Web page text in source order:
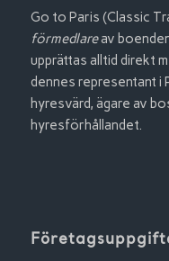
Go to Paris (Classic
förmedlareav
upprättas alltid direkt
dennes representant i
hyresvärd, ägare av
hyresförhållandet.